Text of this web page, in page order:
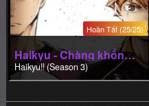
Hoàn Tất (25/25)
Haikyu - Chàng khổng lồ tí hon (Phần 3)
Haikyu!! (Season 3)